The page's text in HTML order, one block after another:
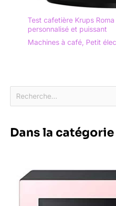
Test cafetière Krups
personnalisé et puissant
Machines à café Petit
Dans la